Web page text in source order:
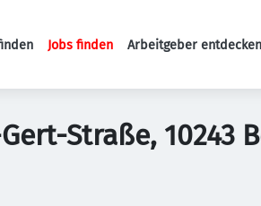
Haupt-Navigation
Jobs finden Arbeitgeber entdecken
Straße,